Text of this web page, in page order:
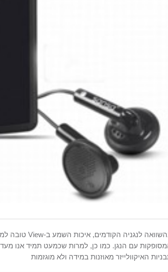
לנגניה הקודמים, איכות השמע ב-View טובה
עם הנגן. כמו כן, למרות שכמעט תמיד אנו
האיקוולייזר מאוזנות במידה ולא מוגזמות